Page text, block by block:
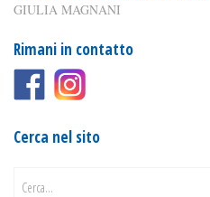
GIULIA MAGNANI
Rimani in contatto
Cerca nel sito
Cerca...